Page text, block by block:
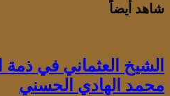
شاهد أيضاً
الشيخ العثماني في ذمة
محمد الهادي الحسني